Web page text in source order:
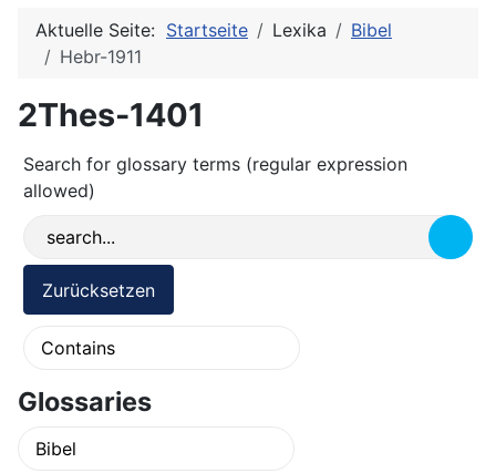
Aktuelle Seite: Startseite Lexika
Bibel
Hebr-1911
2Thes-1401
Search for glossary terms (regular expression
allowed)
Glossaries